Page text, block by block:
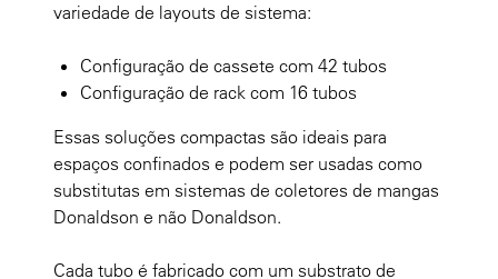
variedade de layouts de sistema:
Configuração de cassete com 42 tubos
Configuração de rack com 16 tubos
Essas soluções compactas são ideais para
espaços confinados e podem ser usadas como
substitutas em sistemas de coletores de mangas
Donaldson e não Donaldson.
Cada tubo é fabricado com um substrato de